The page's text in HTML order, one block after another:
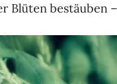
Blüten bestäuben